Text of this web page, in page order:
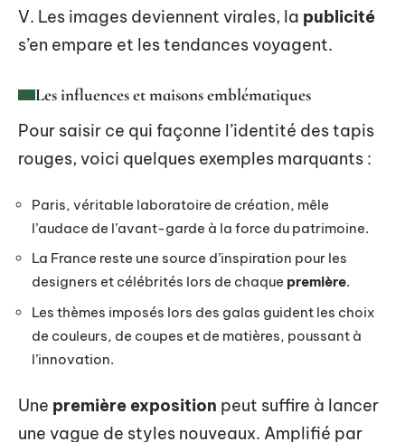
V. Les images deviennent virales, la publicité
s’en empare et les tendances voyagent.
Les influences et maisons emblématiques
Pour saisir ce qui façonne l’identité des tapis
rouges, voici quelques exemples marquants :
Paris, véritable laboratoire de création, mêle
l’audace de l’avant-garde à la force du patrimoine.
La France reste une source d’inspiration pour les
designers et célébrités lors de chaque première.
Les thèmes imposés lors des galas guident les choix
de couleurs, de coupes et de matières, poussant à
l’innovation.
Une première exposition peut suffire à lancer
une vague de styles nouveaux. Amplifié par